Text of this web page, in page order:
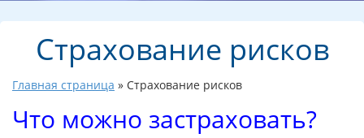
Страхование рисков
Главная страница » Страхование рисков
Что можно застраховать?